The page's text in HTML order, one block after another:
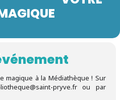
magique à la Médiathèque ! Sur
pryve.fr ou par